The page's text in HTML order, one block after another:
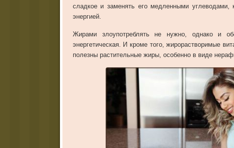
сладкое и заменять его медленными
энергией.
Жирами злоупотреблять не нужно, однако и
энергетическая. И кроме того, жирорастворимые
полезны растительные жиры, особенно в виде